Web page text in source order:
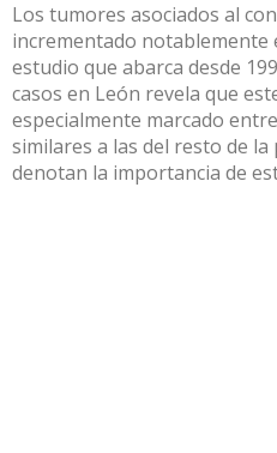
Los tumores asociados al
incrementado notablemente
estudio que abarca desde
casos en León revela que
especialmente marcado
similares a las del resto de
denotan la importancia de